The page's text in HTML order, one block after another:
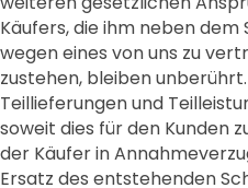
Käufers, die ihm neben
wegen eines von uns zu
zustehen, bleiben
Teillieferungen und
soweit dies für den Kunden
der Käufer in
Ersatz des entstehenden